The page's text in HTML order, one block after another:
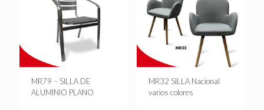
MR79 – SILLA DE
ALUMINIO PLANO
MR32 SILLA Nacional
varios colores